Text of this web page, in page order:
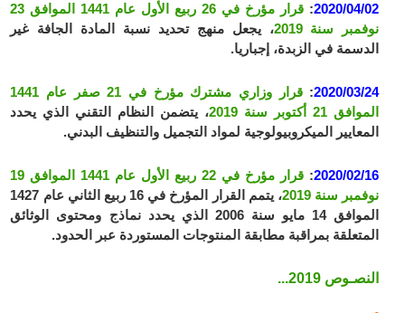
2020/04/02
:
قرار مؤرخ في 26 ربيع الأول عام 1441 الموافق 23
نوفمبر سنة 2019
، يجعل منهج تحديد نسبة المادة الجافة غير
الدسمة في الزبدة، إجباريا.
2020/03/24
:
قرار وزاري مشترك مؤرخ في 21 صفر عام 1441
الموافق 21 أكتوبر سنة 2019
، يتضمن النظام التقني الذي يحدد
المعايير الميكروبيولوجية لمواد التجميل والتنظيف البدني.
2020/02/16
:
قرار مؤرخ في 22 ربيع الأول عام 1441 الموافق 19
نوفمبر سنة 2019
، يتمم القرار المؤرخ في 16 ربيع الثاني عام 1427
الموافق 14 مايو سنة 2006 الذي يحدد نماذج ومحتوى الوثائق
المتعلقة بمراقبة مطابقة المنتوجات المستوردة عبر الحدود.
النصـوص 2019...